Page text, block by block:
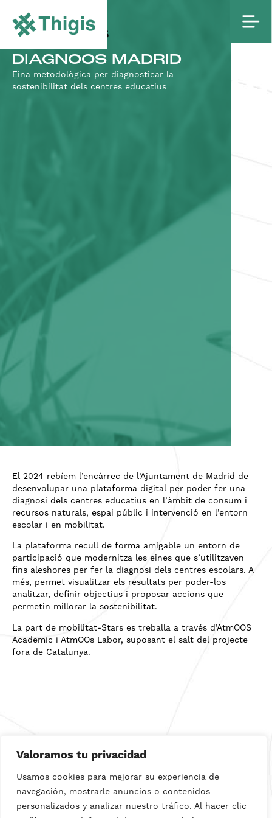
Valoramos tu privacidad
Usamos cookies para mejorar su experiencia de
navegación, mostrarle anuncios o contenidos
personalizados y analizar nuestro tráfico. Al hacer clic
PROJECTES
DIAGNOOS MADRID
Eina metodològica per diagnosticar la
sostenibilitat dels centres educatius
El 2024 rebíem l’encàrrec de l’Ajuntament de Madrid de
desenvolupar una plataforma digital per poder fer una
diagnosi dels centres educatius en l’àmbit de consum i
recursos naturals, espai públic i intervenció en l’entorn
escolar i en mobilitat.
La plataforma recull de forma amigable un entorn de
participació que modernitza les eines que s’utilitzaven
fins aleshores per fer la diagnosi dels centres escolars. A
més, permet visualitzar els resultats per poder-los
analitzar, definir objectius i proposar accions que
permetin millorar la sostenibilitat.
La part de mobilitat-Stars es treballa a través d’AtmOOS
Academic i AtmOOs Labor, suposant el salt del projecte
fora de Catalunya.
Visita el web de DiagnOOs Madrid
DESCOBRIR